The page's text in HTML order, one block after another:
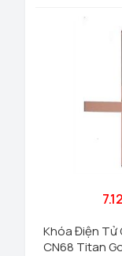
Khóa Điện Tử
CN68 Titan